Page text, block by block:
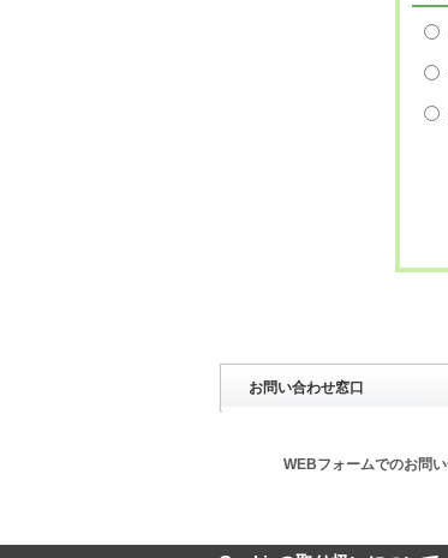
お問い合わせ窓口
WEBフォームでのお問